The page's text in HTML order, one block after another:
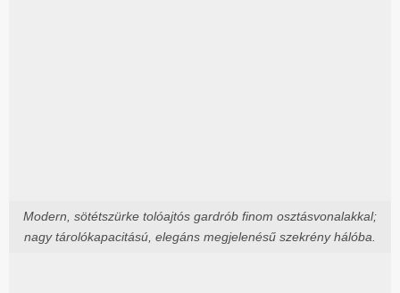
Modern, sötétszürke tolóajtós gardrób finom osztásvonalakkal;
nagy tárolókapacitású, elegáns megjelenésű szekrény hálóba.